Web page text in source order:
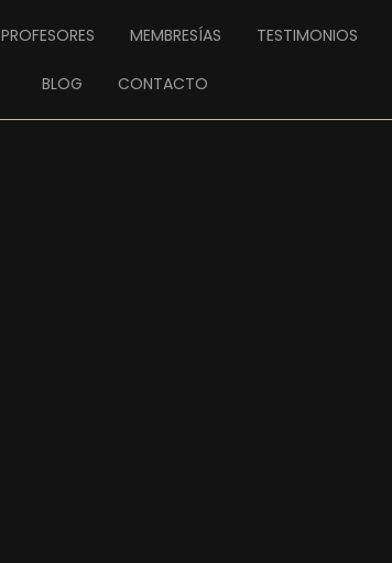
PROFESORES MEMBRESÍAS TESTIMONIOS
BLOG CONTACTO